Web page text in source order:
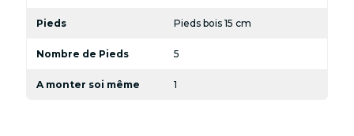
Pieds Pieds bois 15 cm
Nombre de Pieds 5
A monter soi même 1